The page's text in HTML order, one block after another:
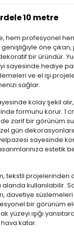
10 metre
hem profesyonel
öne çıkan,
bir üründür.
sayesinde hediye
ve el işi
sağlar.
kolay şekil
formunu korur. 1
zarif bir görünüm
gün
sayesinde
estetik
tekstil projelerinden
kullanılabilir.
davetiye
bir görünüm
yüzeyi ışığı
katar.